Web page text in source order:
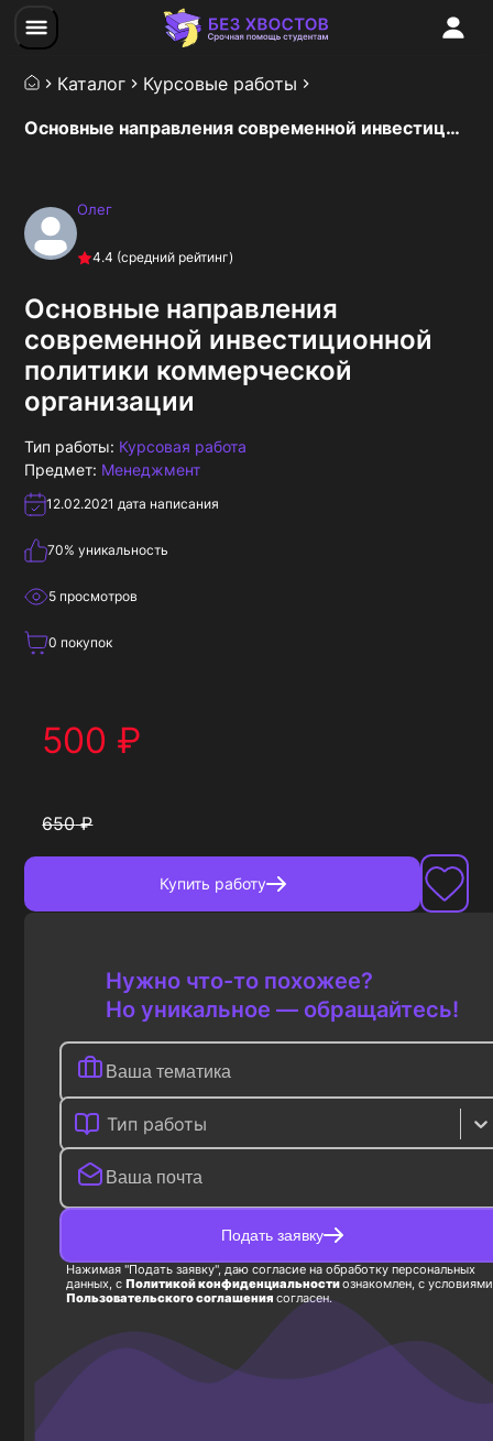
Каталог
Курсовые работы
Основные направления современной инвестиционной политики коммерческой организации
Олег
4.4 (средний рейтинг)
Основные направления
современной инвестиционной
политики коммерческой
организации
Тип работы: Курсовая работа
Предмет: Менеджмент
12.02.2021 дата написания
70% уникальность
5 просмотров
0 покупок
500 ₽
650₽
Купить работу
Нужно что-то похожее?
Но уникальное — обращайтесь!
Тип работы
Подать заявку
Нажимая "Подать заявку", даю согласие на обработку персональных
данных, с Политикой конфиденциальностиознакомлен, с условиями
Пользовательского соглашения согласен.